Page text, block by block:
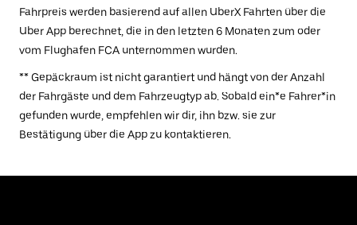
Fahrpreis werden basierend auf allen UberX Fahrten über die
Uber App berechnet, die in den letzten 6 Monaten zum oder
vom Flughafen FCA unternommen wurden.
** Gepäckraum ist nicht garantiert und hängt von der Anzahl
der Fahrgäste und dem Fahrzeugtyp ab. Sobald ein*e Fahrer*in
gefunden wurde, empfehlen wir dir, ihn bzw. sie zur
Bestätigung über die App zu kontaktieren.